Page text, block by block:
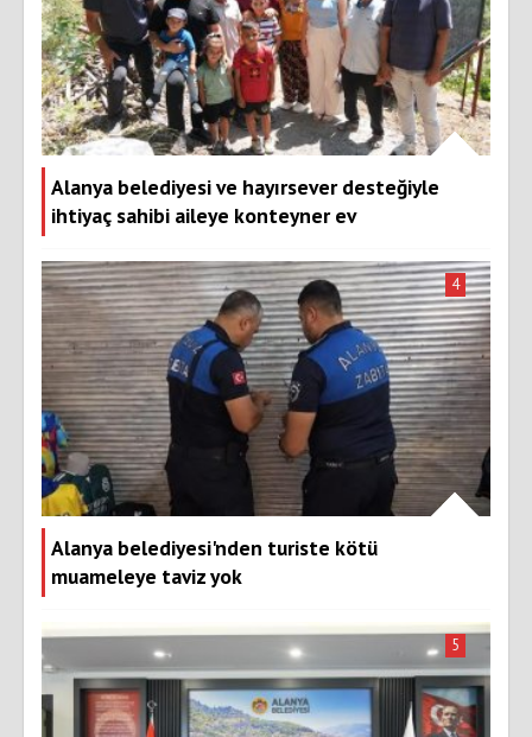
Alanya belediyesi ve hayırsever desteğiyle
ihtiyaç sahibi aileye konteyner ev
Alanya belediyesi'nden turiste kötü
muameleye taviz yok
4
5